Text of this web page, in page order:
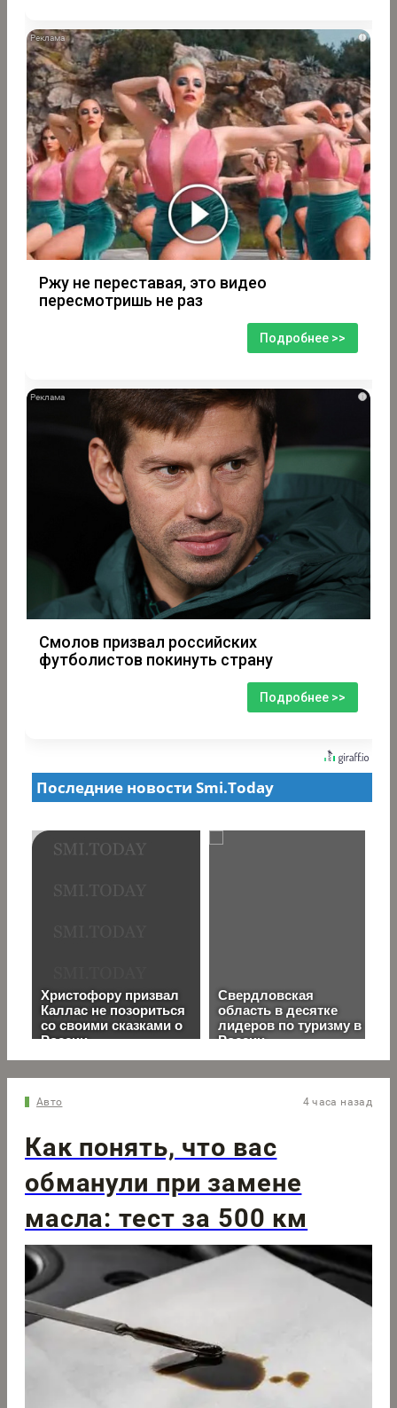
i
Ржу не переставая, это видео
пересмотришь не раз
Подробнее >>
i
Смолов призвал российских
футболистов покинуть страну
Подробнее >>
Авто 4 часа назад
Как понять, что вас
обманули при замене
масла: тест за 500 км